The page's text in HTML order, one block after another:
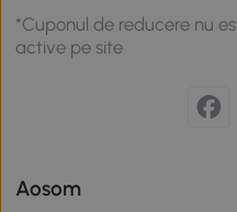
*Cuponul de reducere nu
active pe site
Aosom